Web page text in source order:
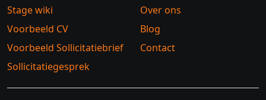
Stage wiki
Voorbeeld CV
Voorbeeld Sollicitatiebrief
Sollicitatiegesprek
Over ons
Blog
Contact